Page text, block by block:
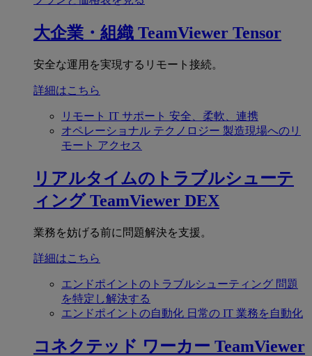
大企業・組織 TeamViewer Tensor
安全な運用を実現するリモート接続。
詳細はこちら
リモート IT サポート 安全、柔軟、連携
オペレーショナル テクノロジー 製造現場へのリ
モート アクセス
リアルタイムのトラブルシューテ
ィング TeamViewer DEX
業務を妨げる前に問題解決を支援。
詳細はこちら
エンドポイントのトラブルシューティング 問題
を特定し解決する
エンドポイントの自動化 日常の IT 業務を自動化
コネクテッド ワーカー TeamViewer